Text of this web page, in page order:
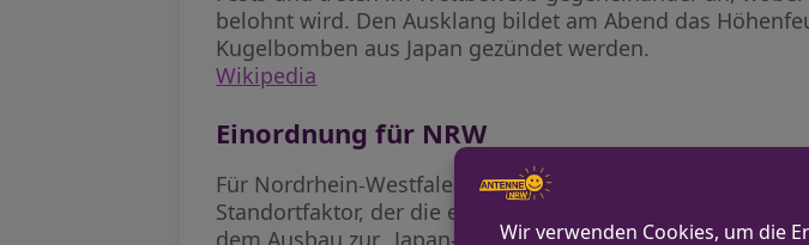
belohnt wird. Den Ausklang bildet am Abend das
Kugelbomben aus Japan gezündet werden.
Wikipedia
Einordnung für NRW
Für Nordrhein-Westfalen ist der Japan-Tag nicht nur ein
Standortfaktor, der die enge Beziehung zwischen
dem Ausbau zur „Japan-Woche“ sollen ab 2025 noch